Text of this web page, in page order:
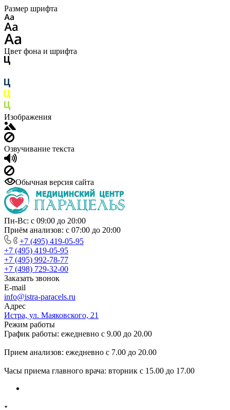
Размер шрифта
Цвет фона и шрифта
Изображения
Озвучивание текста
Обычная версия сайта
Пн-Вс: с 09:00 до 20:00
Приём анализов: с 07:00 до 20:00
+7 (495) 419-05-95
+7 (495) 419-05-95
+7 (495) 992-78-77
+7 (498) 729-32-00
Заказать звонок
E-mail
info@istra-paracels.ru
Адрес
Истра, ул. Маяковского, 21
Режим работы
График работы: ежедневно с 9.00 до 20.00
Прием анализов: ежедневно с 7.00 до 20.00
Часы приема главного врача: вторник с 15.00 до 17.00